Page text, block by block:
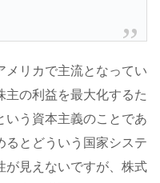
メリカで主流となってい
主の利益を最大化するた
いう資本主義のことであ
るとどういう国家システ
が見えないですが、株式